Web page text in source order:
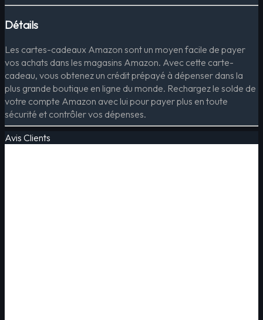
Détails
Les cartes-cadeaux Amazon sont un moyen facile de payer
vos achats dans les magasins Amazon. Avec cette carte-
cadeau, vous obtenez un crédit prépayé à dépenser dans la
plus grande boutique en ligne du monde. Rechargez le solde de
votre compte Amazon avec lui pour payer plus en toute
sécurité et contrôler vos dépenses.
Avis Clients